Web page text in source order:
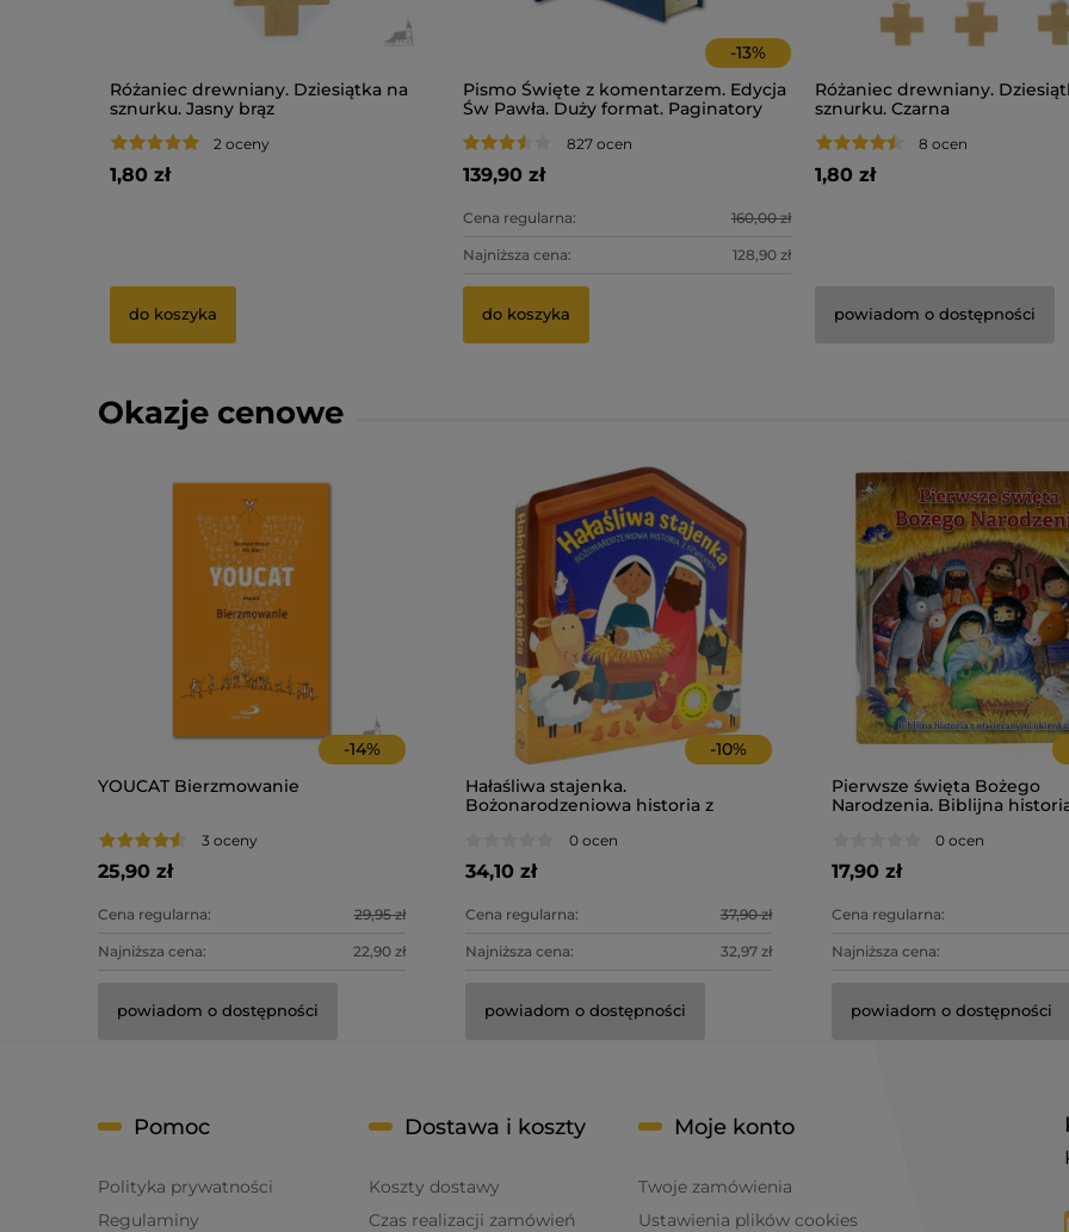
Różaniec drewniany. Dziesiątka na
sznurku. Jasny brąz
2 oceny
1,80 zł
do koszyka
-13%
Pismo Święte z komentarzem. Edycja
Św Pawła. Duży format. Paginatory
827 ocen
139,90 zł
Cena regularna: 160,00 zł
Najniższa cena: 128,90 zł
do koszyka
Różaniec drewniany.
sznurku. Czarna
8 ocen
1,80 zł
powiadom o dostępności
Okazje cenowe
-14%
YOUCAT Bierzmowanie
3 oceny
25,90 zł
Cena regularna: 29,95 zł
Najniższa cena: 22,90 zł
powiadom o dostępności
-10%
Hałaśliwa stajenka.
Bożonarodzeniowa historia z
0 ocen
34,10 zł
Cena regularna: 37,90 zł
Najniższa cena: 32,97 zł
powiadom o dostępności
Pierwsze święta Bożego
Narodzenia. Biblijna
0 ocen
17,90 zł
Cena regularna:
Najniższa cena:
powiadom o dostępności
Pomoc
Polityka prywatności
Regulaminy
Dostawa i koszty
Koszty dostawy
Czas realizacji zamówień
Moje konto
Twoje zamówienia
Ustawienia plików cookies